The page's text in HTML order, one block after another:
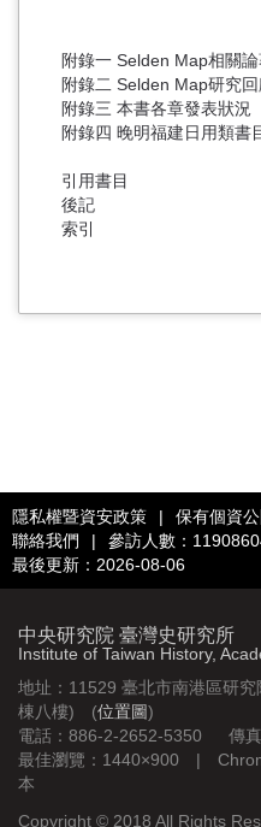
附錄一 Selden Map相關
附錄二 Selden Map研究
附錄三 本書各章發表狀況
附錄四 晚明福建日用類書
引用書目
後記
索引
隱私權暨資安政策 | 保有個資
聯絡我們
| 參訪人數：
最後更新：2026-08-06
中央研究院 臺灣史研究所
Institute of Taiwan History,
地址：11529 臺北市南港區研
棟八樓) (位置圖)
電話：886-2-2652-5350 傳真
最佳瀏覽：1440×900 |
本
Copyright © 2018 All Rights